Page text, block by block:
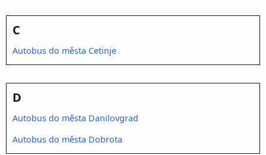
C
Autobus do města Cetinje
D
Autobus do města Danilovgrad
Autobus do města Dobrota